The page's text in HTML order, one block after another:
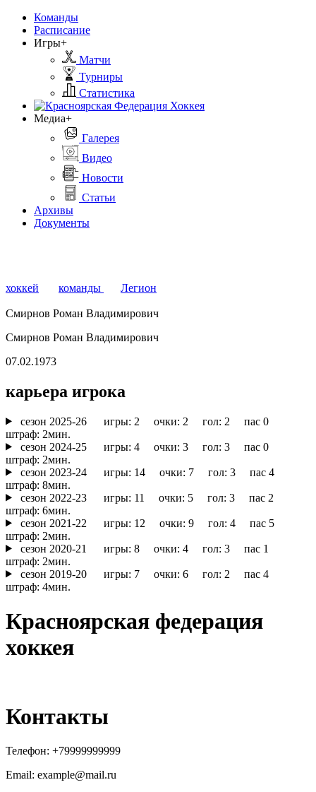
Команды
Расписание
Игры+
Матчи
Турниры
Статистика
Медиа+
Галерея
Видео
Новости
Статьи
Архивы
Документы
хоккей команды Легион
Смирнов Роман Владимирович
Смирнов Роман Владимирович
07.02.1973
карьера игрока
cезон 2025-26
игры: 2 очки: 2 гол: 2 пас 0
штраф: 2мин.
cезон 2024-25
игры: 4 очки: 3 гол: 3 пас 0
штраф: 2мин.
cезон 2023-24
игры: 14 очки: 7 гол: 3 пас 4
штраф: 8мин.
cезон 2022-23
игры: 11 очки: 5 гол: 3 пас 2
штраф: 6мин.
cезон 2021-22
игры: 12 очки: 9 гол: 4 пас 5
штраф: 2мин.
cезон 2020-21
игры: 8 очки: 4 гол: 3 пас 1
штраф: 2мин.
cезон 2019-20
игры: 7 очки: 6 гол: 2 пас 4
штраф: 4мин.
Красноярская федерация
хоккея
Контакты
Телефон: +79999999999
Email: example@mail.ru